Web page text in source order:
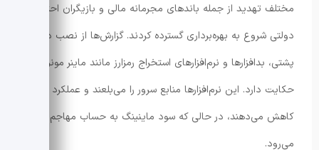
مختلف تهدید از جمله باندهای مجرمانه مالی و بازیگران احتمالی
دولتی شروع به بهره‌برداری گسترده کردند. گزارش‌ها از نصب درهای
پشتی، بدافزارها و نرم‌افزارهای استخراج رمزارز مانند ماینر مونرو
حکایت دارد. این نرم‌افزارها منابع سرور را می‌بلعند و عملکرد را
کاهش می‌دهند، در حالی که سود ماینینگ به حساب مهاجم
می‌رود.